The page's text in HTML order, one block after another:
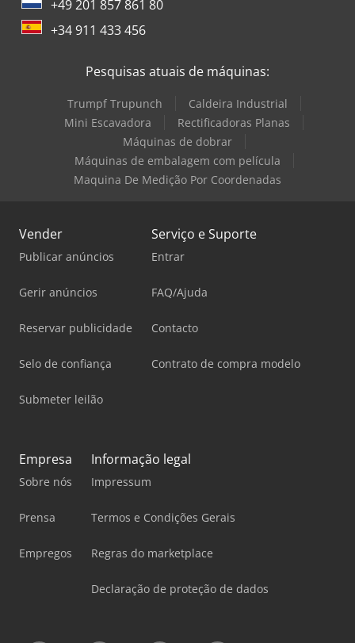
+49 201 857 861 80
+34 911 433 456
Pesquisas atuais de máquinas:
Trumpf Trupunch
Caldeira Industrial
Mini Escavadora
Rectificadoras Planas
Máquinas de dobrar
Máquinas de embalagem com película
Maquina De Medição Por Coordenadas
Vender
Publicar anúncios
Gerir anúncios
Reservar publicidade
Selo de confiança
Submeter leilão
Serviço e Suporte
Entrar
FAQ/Ajuda
Contacto
Contrato de compra modelo
Empresa
Sobre nós
Prensa
Empregos
Informação legal
Impressum
Termos e Condições Gerais
Regras do marketplace
Declaração de proteção de dados